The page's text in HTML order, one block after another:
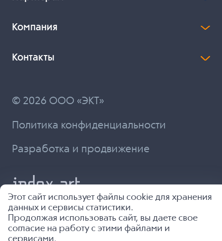
Компания
Контакты
© 2026 ООО «ЭКТ»
Политика конфиденциальности
Разработка и продвижение
Этот сайт использует файлы cookie для хранения
данных и сервисы статистики.
Продолжая использовать сайт, вы даете свое
согласие на работу с этими файлами и